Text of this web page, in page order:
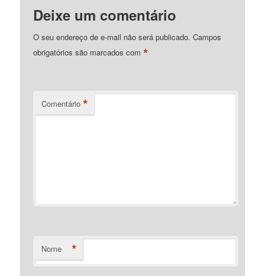
Deixe um comentário
O seu endereço de e-mail não será publicado. Campos
obrigatórios são marcados com*
Comentário *
Nome *